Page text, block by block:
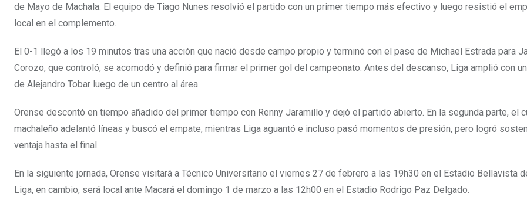
de Mayo de Machala. El equipo de Tiago Nunes resolvió el partido con un primer tiempo más efectivo y luego resistió el
local en el complemento.
El 0-1 llegó a los 19 minutos tras una acción que nació desde campo propio y terminó con el pase de Michael Estrada para
Corozo, que controló, se acomodó y definió para firmar el primer gol del campeonato. Antes del descanso, Liga amplió con
de Alejandro Tobar luego de un centro al área.
Orense descontó en tiempo añadido del primer tiempo con Renny Jaramillo y dejó el partido abierto. En la segunda parte, el
machaleño adelantó líneas y buscó el empate, mientras Liga aguantó e incluso pasó momentos de presión, pero logró
ventaja hasta el final.
En la siguiente jornada, Orense visitará a Técnico Universitario el viernes 27 de febrero a las 19h30 en el Estadio Bellavista
Liga, en cambio, será local ante Macará el domingo 1 de marzo a las 12h00 en el Estadio Rodrigo Paz Delgado.